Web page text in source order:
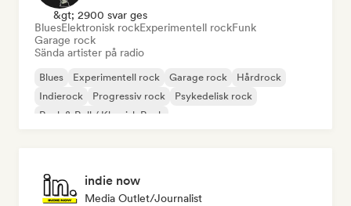
&gt; 2900 svar ges
BluesElektronisk rockExperimentell rockFunk
Garage rock
Sända artister på radio
Blues Experimentell rock Garage rock
Hårdrock
Indierock
Progressiv rock
Psykedelisk rock
Rock & Roll / Klassisk Rock
indie now
Media Outlet/Journalist